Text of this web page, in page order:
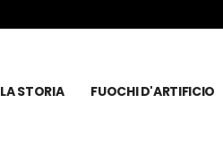
LA STORIA FUOCHI D'ARTIFICIO